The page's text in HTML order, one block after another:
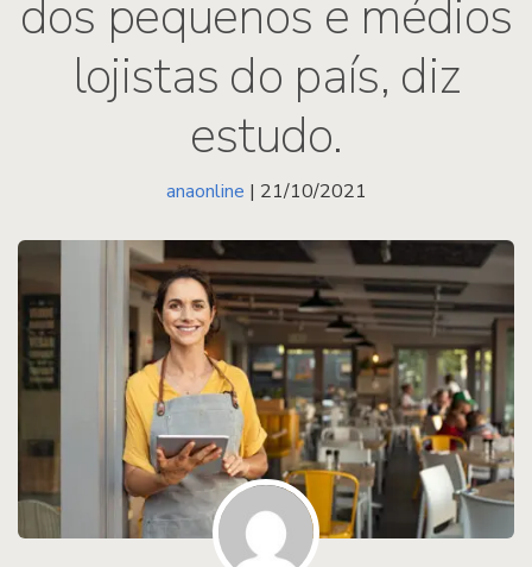
dos pequenos e médios
lojistas do país, diz
estudo.
anaonline | 21/10/2021